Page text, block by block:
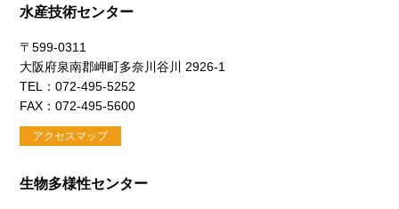
水産技術センター
〒599-0311
大阪府泉南郡岬町多奈川谷川 2926-1
TEL：072-495-5252
FAX：072-495-5600
アクセスマップ
生物多様性センター